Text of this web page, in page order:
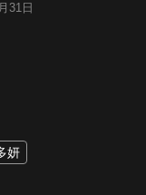
31日
妍